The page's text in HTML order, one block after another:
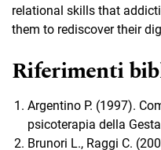
relational skills that
them to rediscover their
Riferimenti
Argentino P. (1997).
psicoterapia della
Brunori L., Raggi C.